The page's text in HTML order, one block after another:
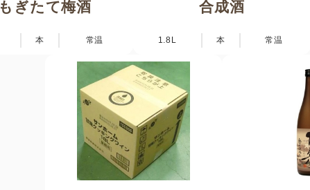
もぎたて梅酒
本 常温
合成酒
1.8L 本 常温